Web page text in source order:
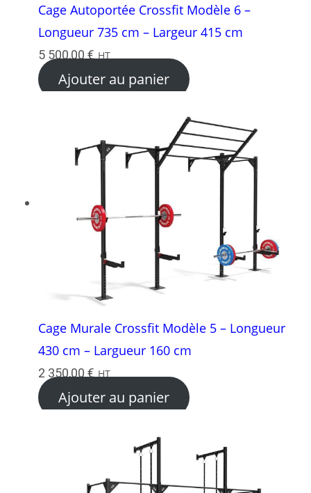
Cage Autoportée Crossfit Modèle 6 –
Longueur 735 cm – Largeur 415 cm
5 500,00 € HT
Ajouter au panier
Cage Murale Crossfit Modèle 5 – Longueur
430 cm – Largueur 160 cm
2 350,00 € HT
Ajouter au panier